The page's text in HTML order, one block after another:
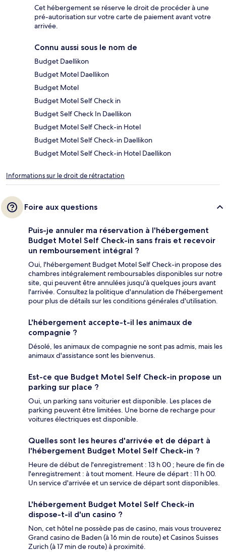
Cet hébergement se réserve le droit de procéder à une
pré-autorisation sur votre carte de paiement avant votre
arrivée.
Connu aussi sous le nom de
Budget Daellikon
Budget Motel Daellikon
Budget Motel
Budget Motel Self Check in
Budget Self Check In Daellikon
Budget Motel Self Check-in Hotel
Budget Motel Self Check-in Daellikon
Budget Motel Self Check-in Hotel Daellikon
Informations sur le droit de rétractation
Foire aux questions
Puis-je annuler ma réservation à l'hébergement
Budget Motel Self Check-in sans frais et recevoir
un remboursement intégral ?
Oui, l'hébergement Budget Motel Self Check-in propose des
chambres intégralement remboursables disponibles sur notre
site, qui peuvent être annulées jusqu'à quelques jours avant
l'arrivée. Consultez la politique d'annulation de l'hébergement
pour plus de détails sur les conditions générales d'utilisation.
L'hébergement accepte-t-il les animaux de
compagnie ?
Désolé, les animaux de compagnie ne sont pas admis, mais les
animaux d'assistance sont les bienvenus.
Est-ce que Budget Motel Self Check-in propose un
parking sur place ?
Oui, un parking sans voiturier est disponible. Les places de
parking peuvent être limitées. Une borne de recharge pour
voitures électriques est disponible.
Quelles sont les heures d'arrivée et de départ à
l'hébergement Budget Motel Self Check-in ?
Heure de début de l'enregistrement : 13 h 00 ; heure de fin de
l'enregistrement : à tout moment. Heure de départ : 11 h 00.
Un service d'arrivée et un service de départ sont disponibles.
L'hébergement Budget Motel Self Check-in
dispose-t-il d'un casino ?
Non, cet hôtel ne possède pas de casino, mais vous trouverez
Grand casino de Baden (à 16 min de route) et Casinos Suisses
Zurich (à 17 min de route) à proximité.